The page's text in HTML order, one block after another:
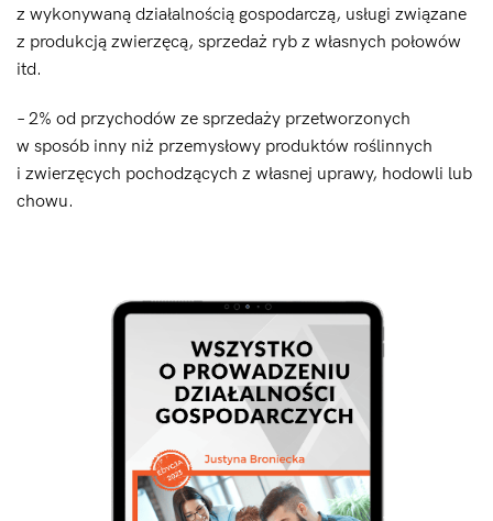
z wykonywaną działalnością gospodarczą, usługi związane
z produkcją zwierzęcą, sprzedaż ryb z własnych połowów
itd.
– 2% od przychodów ze sprzedaży przetworzonych
w sposób inny niż przemysłowy produktów roślinnych
i zwierzęcych pochodzących z własnej uprawy, hodowli lub
chowu.